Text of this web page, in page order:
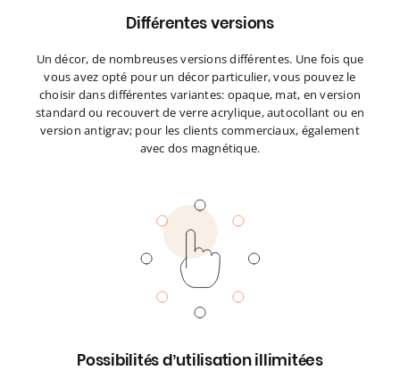
Différentes versions
Un décor, de nombreuses versions différentes. Une fois que
vous avez opté pour un décor particulier, vous pouvez le
choisir dans différentes variantes: opaque, mat, en version
standard ou recouvert de verre acrylique, autocollant ou en
version antigrav; pour les clients commerciaux, également
avec dos magnétique.
Possibilités d’utilisation illimitées